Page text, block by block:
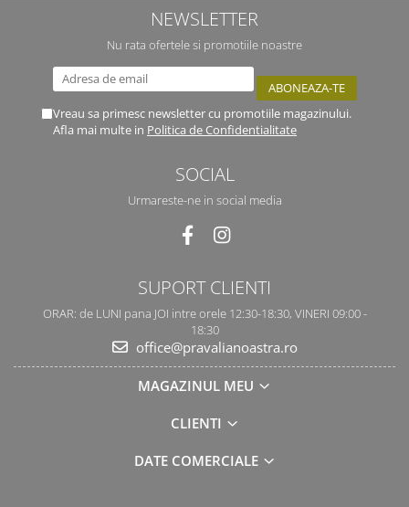
NEWSLETTER
Nu rata ofertele si promotiile noastre
Vreau sa primesc newsletter cu promotiile magazinului.
Afla mai multe in Politica de Confidentialitate
SOCIAL
Urmareste-ne in social media
SUPORT CLIENTI
ORAR: de LUNI pana JOI intre orele 12:30-18:30, VINERI 09:00 -
18:30
office@pravalianoastra.ro
MAGAZINUL MEU
CLIENTI
DATE COMERCIALE